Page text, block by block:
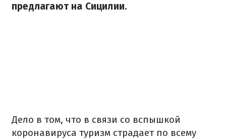
предлагают на Сицилии.
Дело в том, что в связи со вспышкой
коронавируса туризм страдает по всему